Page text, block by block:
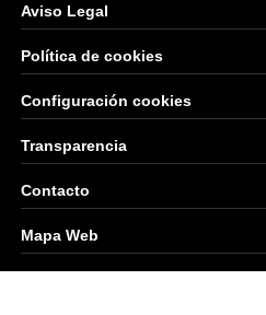
Aviso Legal
Política de cookies
Configuración cookies
Transparencia
Contacto
Mapa Web